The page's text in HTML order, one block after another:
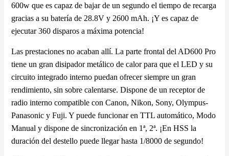
600w que es capaz de bajar de un segundo el tiempo de recarga
gracias a su batería de 28.8V y 2600 mAh. ¡Y es capaz de
ejecutar 360 disparos a máxima potencia!
Las prestaciones no acaban allí. La parte frontal del AD600 Pro
tiene un gran disipador metálico de calor para que el LED y su
circuito integrado interno puedan ofrecer siempre un gran
rendimiento, sin sobre calentarse. Dispone de un receptor de
radio interno compatible con Canon, Nikon, Sony, Olympus-
Panasonic y Fuji. Y puede funcionar en TTL automático, Modo
Manual y dispone de sincronización en 1ª, 2ª. ¡En HSS la
duración del destello puede llegar hasta 1/8000 de segundo!